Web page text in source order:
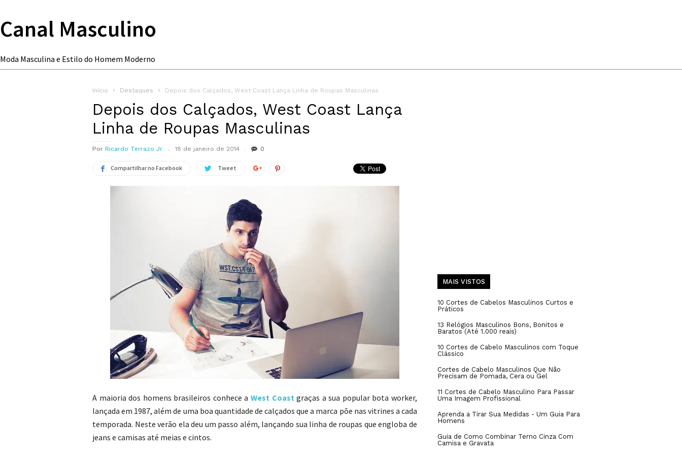
Canal Masculino
Moda Masculina e Estilo do Homem Moderno
Início Destaques Depois dos Calçados, West Coast Lança Linha de Roupas Masculinas
Depois dos Calçados, West Coast Lança
Linha de Roupas Masculinas
Por Ricardo Terrazo Jr. 18 de janeiro de 2014 0
Compartilhar no Facebook Tweet
A maioria dos homens brasileiros conhece a West Coastgraças a sua popular bota worker,
lançada em 1987, além de uma boa quantidade de calçados que a marca põe nas vitrines a cada
temporada. Neste verão ela deu um passo além, lançando sua linha de roupas que engloba de
jeans e camisas até meias e cintos.
MAIS VISTOS
10 Cortes de Cabelos Masculinos Curtos e
Práticos
13 Relógios Masculinos Bons, Bonitos e
Baratos (Até 1.000 reais)
10 Cortes de Cabelo Masculinos com Toque
Clássico
Cortes de Cabelo Masculinos Que Não
Precisam de Pomada, Cera ou Gel
11 Cortes de Cabelo Masculino Para Passar
Uma Imagem Profissional
Aprenda a Tirar Sua Medidas - Um Guia Para
Homens
Guia de Como Combinar Terno Cinza Com
Camisa e Gravata